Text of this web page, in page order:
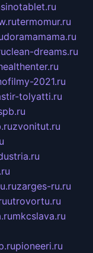
termomur.ru
doramamama.ru
clean-dreams.ru
2021.ru
tolyatti.ru
zvonitut.ru
zarges-ru.ru
utrovortu.ru
mkcslava.ru
pioneeri.ru